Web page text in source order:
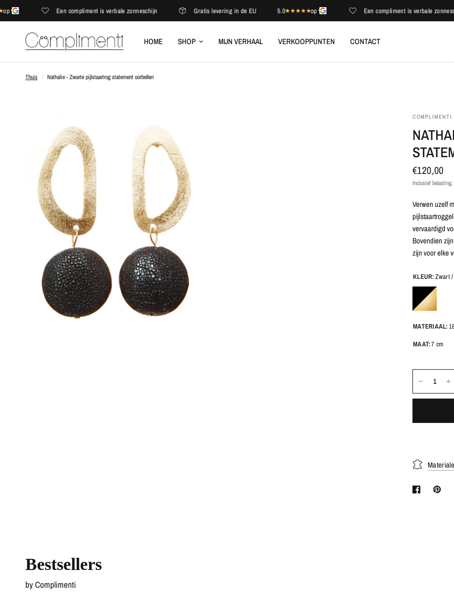
Een compliment is verbale zonneschijn Gratis levering in de EU op Een compliment is verbale zonneschijn
HOME SHOP MIJN VERHAAL VERKOOPPUNTEN CONTACT
Thuis / Nathalie - Zwarte pijlstaartrog statement oorbellen
COMPLIMENTI
€120,00
Inclusief belasting.
Verwen uzelf
vervaardigd
Bovendien
zijn voor elke
KLEUR:Zwart
MATERIAAL:
MAAT:7 cm
Bestsellers
by Complimenti